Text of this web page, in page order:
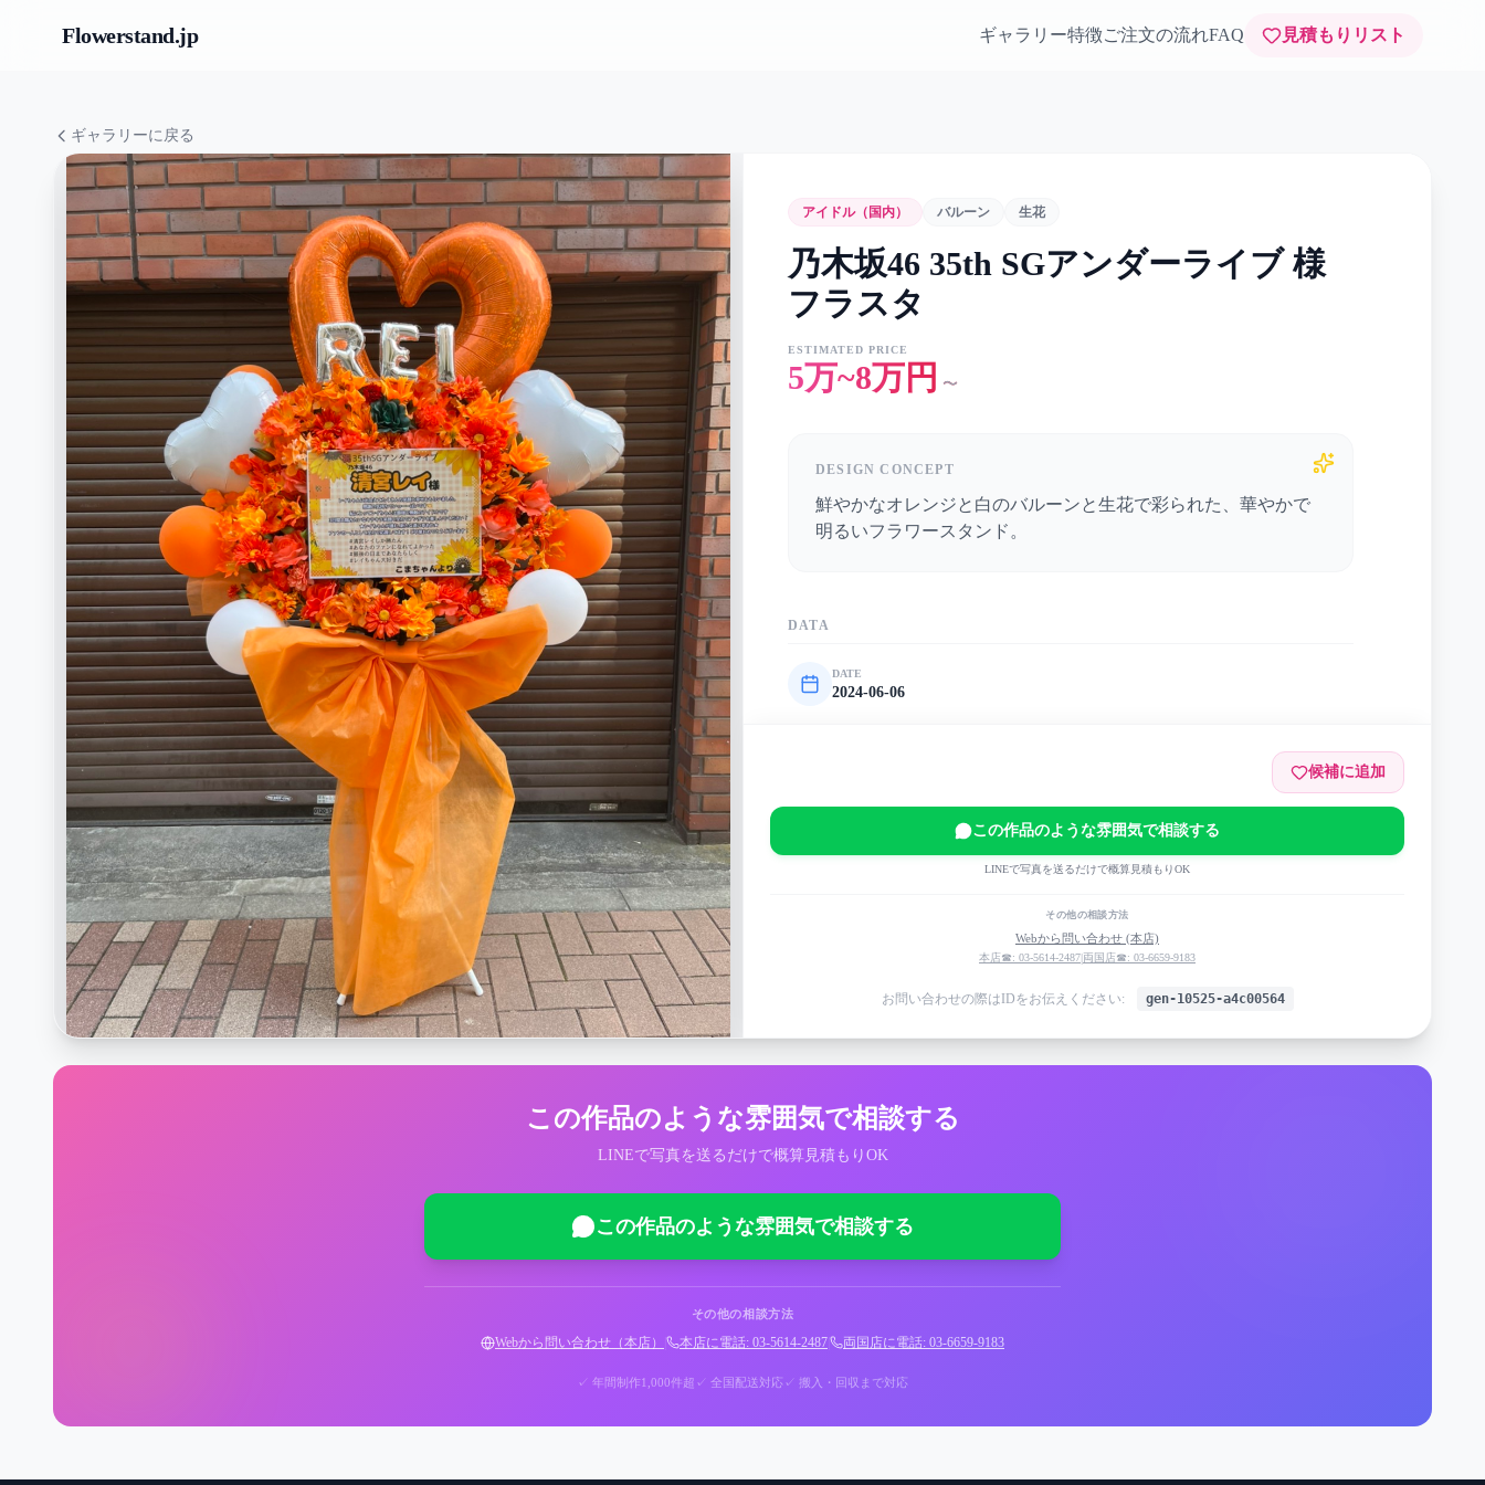
Flowerstand.jp ギャラリー特徴ご注文の流れFAQ 見積もりリスト
ギャラリーに戻る
アイドル（国内） バルーン 生花
乃木坂46 35th SGアンダーライブ 様
フラスタ
ESTIMATED PRICE
5万~8万円 〜
DESIGN CONCEPT
鮮やかなオレンジと白のバルーンと生花で彩られた、華やかで
明るいフラワースタンド。
DATA
DATE
2024-06-06
MAIN COLOR
候補に追加
この作品のような雰囲気で相談する
LINEで写真を送るだけで概算見積もりOK
その他の相談方法
Webから問い合わせ (本店)
本店☎: 03-5614-2487|両国店☎: 03-6659-9183
お問い合わせの際はIDをお伝えください: gen-10525-a4c00564
この作品のような雰囲気で相談する
LINEで写真を送るだけで概算見積もりOK
この作品のような雰囲気で相談する
その他の相談方法
Webから問い合わせ（本店） 本店に電話: 03-5614-2487 両国店に電話: 03-6659-9183
✓ 年間制作1,000件超 ✓ 全国配送対応✓ 搬入・回収まで対応